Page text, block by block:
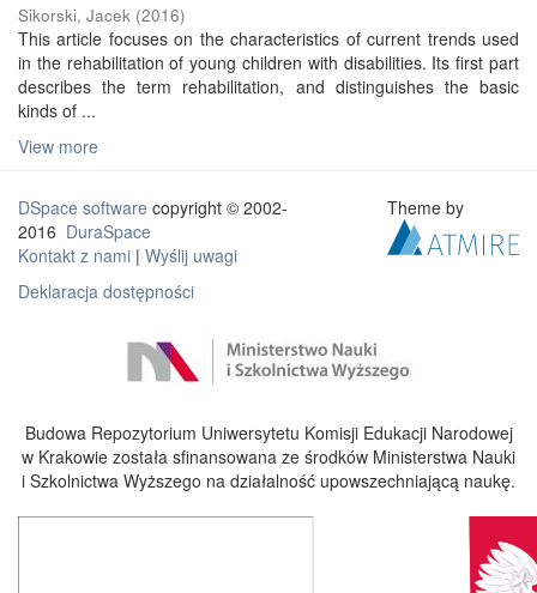
Sikorski, Jacek (2016)
This article focuses on the characteristics of current trends used
in the rehabilitation of young children with disabilities. Its first part
describes the term rehabilitation, and distinguishes the basic
kinds of ...
View more
DSpace software copyright © 2002-
2016 DuraSpace
Kontakt z nami | Wyślij uwagi
Deklaracja dostępności
Theme by
Budowa Repozytorium Uniwersytetu Komisji Edukacji Narodowej
w Krakowie została sfinansowana ze środków Ministerstwa Nauki
i Szkolnictwa Wyższego na działalność upowszechniającą naukę.